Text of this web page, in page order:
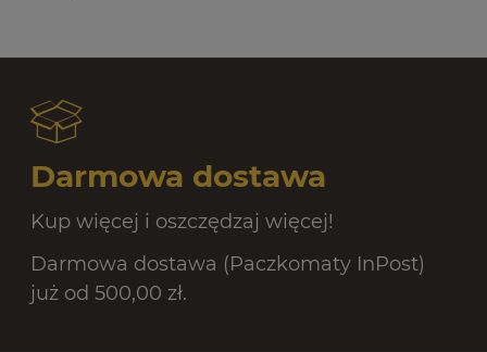
Darmowa dostawa
Kup więcej i oszczędzaj więcej!
Darmowa dostawa (Paczkomaty InPost)
już od 500,00 zł.